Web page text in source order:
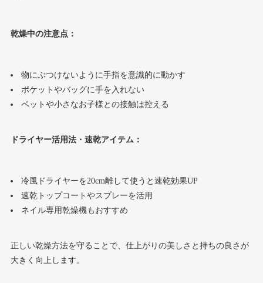
乾燥中の注意点：
物にぶつけないように手指を意識的に動かす
ポケットやバッグに手を入れない
ペットや小さなお子様との接触は控える
ドライヤー活用法・速乾アイテム：
冷風ドライヤーを20cm離して使うと速乾効果UP
速乾トップコートやスプレーを活用
ネイル専用乾燥機もおすすめ
正しい乾燥方法を守ることで、仕上がりの美しさと持ちの良さが
大きく向上します。